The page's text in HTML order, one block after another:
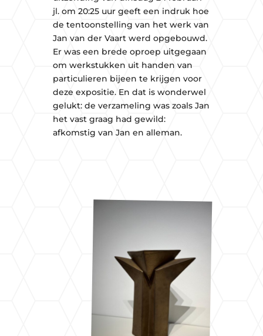
jl. om 20:25 uur geeft een indruk hoe
de tentoonstelling van het werk van
Jan van der Vaart werd opgebouwd.
Er was een brede oproep uitgegaan
om werkstukken uit handen van
particulieren bijeen te krijgen voor
deze expositie. En dat is wonderwel
gelukt: de verzameling was zoals Jan
het vast graag had gewild:
afkomstig van Jan en alleman.